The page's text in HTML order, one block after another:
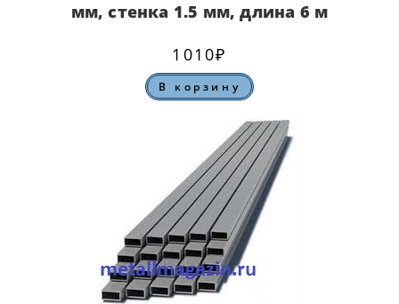
мм, стенка 1.5 мм, длина 6 м
1010₽
В корзину